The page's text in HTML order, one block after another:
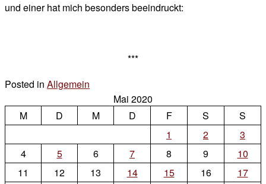
und einer hat mich besonders beeindruckt:
***
Posted in Allgemein
Mai 2020
M
D M D F S
S
1
2
3
4
5 6 7 8 9
10
11
12 13 14 15 16
17